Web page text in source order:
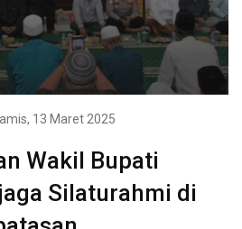
13 Maret 2025
Wakil Bupati
Silaturahmi di